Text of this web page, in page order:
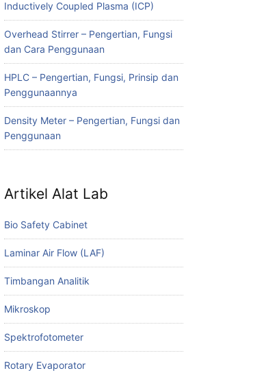
Inductively Coupled Plasma (ICP)
Overhead Stirrer – Pengertian, Fungsi
dan Cara Penggunaan
HPLC – Pengertian, Fungsi, Prinsip dan
Penggunaannya
Density Meter – Pengertian, Fungsi dan
Penggunaan
Artikel Alat Lab
Bio Safety Cabinet
Laminar Air Flow (LAF)
Timbangan Analitik
Mikroskop
Spektrofotometer
Rotary Evaporator